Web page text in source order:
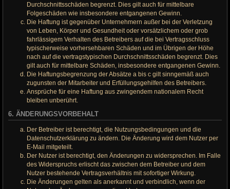
Durchschnittsschäden begrenzt. Dies gilt auch für mittelbare
Folgeschäden wie insbesondere entgangenen Gewinn.
Die Haftung ist gegenüber Unternehmern außer bei der Verletzung
von Leben, Körper und Gesundheit oder vorsätzlichem oder grob
fahrlässigem Verhalten des Betreibers auf die bei Vertragsschluss
typischerweise vorhersehbaren Schäden und im Übrigen der Höhe
nach auf die vertragstypischen Durchschnittsschäden begrenzt. Dies
gilt auch für mittelbare Schäden, insbesondere entgangenen Gewinn.
Die Haftungsbegrenzung der Absätze a bis c gilt sinngemäß auch
zugunsten der Mitarbeiter und Erfüllungsgehilfen des Betreibers.
Ansprüche für eine Haftung aus zwingendem nationalem Recht
bleiben unberührt.
6. ÄNDERUNGSVORBEHALT
Der Betreiber ist berechtigt, die Nutzungsbedingungen und die
Datenschutzerklärung zu ändern. Die Änderung wird dem Nutzer per
E-Mail mitgeteilt.
Der Nutzer ist berechtigt, den Änderungen zu widersprechen. Im Falle
des Widerspruchs erlischt das zwischen dem Betreiber und dem
Nutzer bestehende Vertragsverhältnis mit sofortiger Wirkung.
Die Änderungen gelten als anerkannt und verbindlich, wenn der